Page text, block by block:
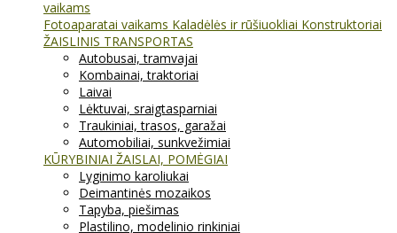
vaikams
Fotoaparatai vaikams Kaladėlės ir rūšiuokliai Konstruktoriai
ŽAISLINIS TRANSPORTAS
Autobusai, tramvajai
Kombainai, traktoriai
Laivai
Lėktuvai, sraigtasparniai
Traukiniai, trasos, garažai
Automobiliai, sunkvežimiai
KŪRYBINIAI ŽAISLAI, POMĖGIAI
Lyginimo karoliukai
Deimantinės mozaikos
Tapyba, piešimas
Plastilino, modelinio rinkiniai